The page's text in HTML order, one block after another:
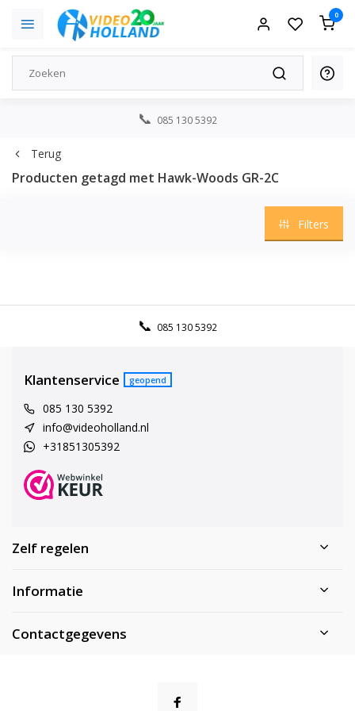
0
085 130 5392
Terug
Producten getagd met Hawk-Woods GR-2C
Filters
085 130 5392
Klantenservice geopend
085 130 5392
info@videoholland.nl
+31851305392
Zelf regelen
Informatie
Contactgegevens